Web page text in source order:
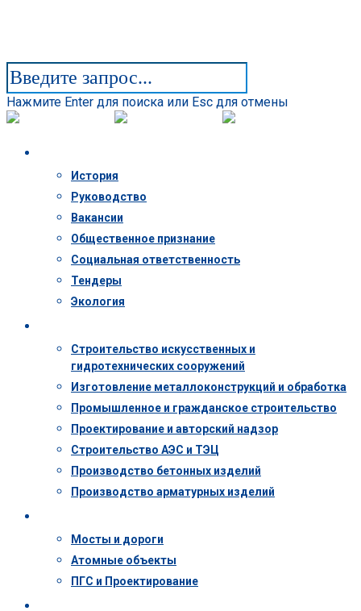
Нажмите Enter для поиска или Esc для отмены
История
Руководство
Вакансии
Общественное признание
Социальная ответственность
Тендеры
Экология
Строительство искусственных и
гидротехнических сооружений
Изготовление металлоконструкций и обработка
Промышленное и гражданское строительство
Проектирование и авторский надзор
Строительство АЭС и ТЭЦ
Производство бетонных изделий
Производство арматурных изделий
Мосты и дороги
Атомные объекты
ПГС и Проектирование